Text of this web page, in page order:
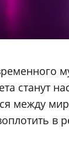
станут
между
в